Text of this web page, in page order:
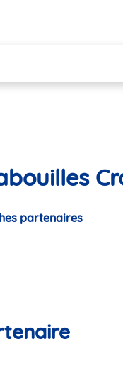
partenaires